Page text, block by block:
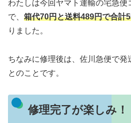
わたしは今回ヤマト運輸の宅急
で、 箱代70円と送料489円で合計
りました。
ちなみに修理後は、佐川急便で発
とのことです。
修理完了が楽しみ！